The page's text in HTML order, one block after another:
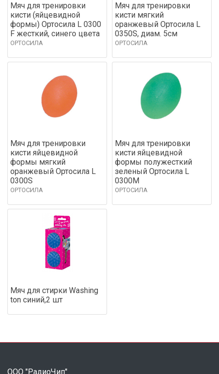
Мяч для тренировки
кисти (яйцевидной
формы) Ортосила L 0300
F жесткий, синего цвета
ОРТОСИЛА
Мяч для тренировки
кисти мягкий
оранжевый Ортосила L
0350S, диам. 5см
ОРТОСИЛА
Мяч для тренировки
кисти яйцевидной
формы мягкий
оранжевый Ортосила L
0300S
ОРТОСИЛА
Мяч для тренировки
кисти яйцевидной
формы полужесткий
зеленый Ортосила L
0300М
ОРТОСИЛА
Мяч для стирки Washing
ton синий,2 шт
ООО "РадиоЧип"